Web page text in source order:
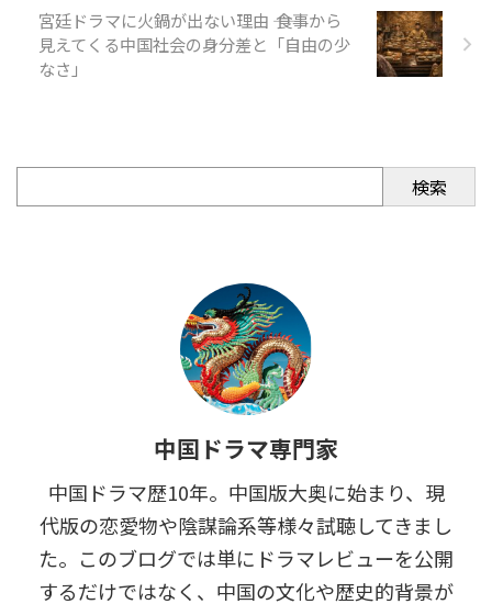
宮廷ドラマに火鍋が出ない理由 ―― 食事から
見えてくる中国社会の身分差と「自由の少
なさ」
検索
中国ドラマ専門家
中国ドラマ歴10年。中国版大奥に始まり、現
代版の恋愛物や陰謀論系等様々試聴してきまし
た。このブログでは単にドラマレビューを公開
するだけではなく、中国の文化や歴史的背景が